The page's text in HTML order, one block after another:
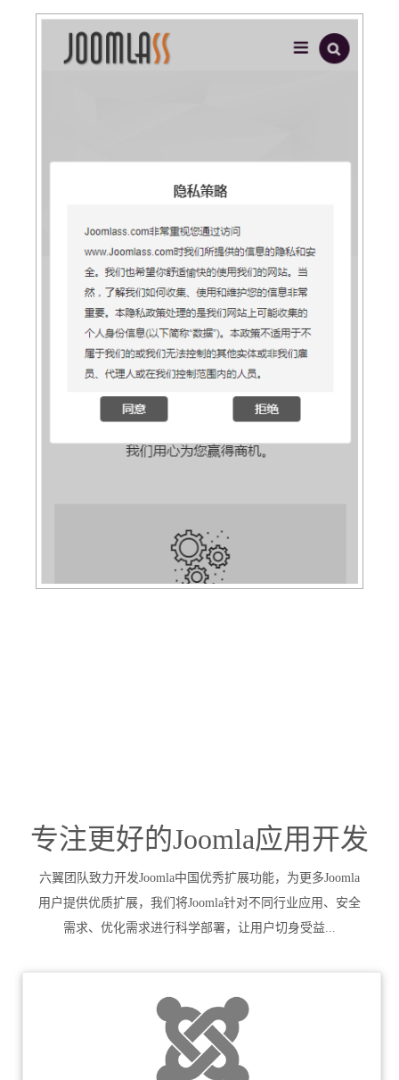
专注更好的Joomla应用开发
六翼团队致力开发Joomla中国优秀扩展功能，为更多Joomla
用户提供优质扩展，我们将Joomla针对不同行业应用、安全
需求、优化需求进行科学部署，让用户切身受益...